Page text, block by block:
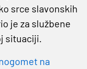
srce slavonskih
je za službene
situaciji.
na